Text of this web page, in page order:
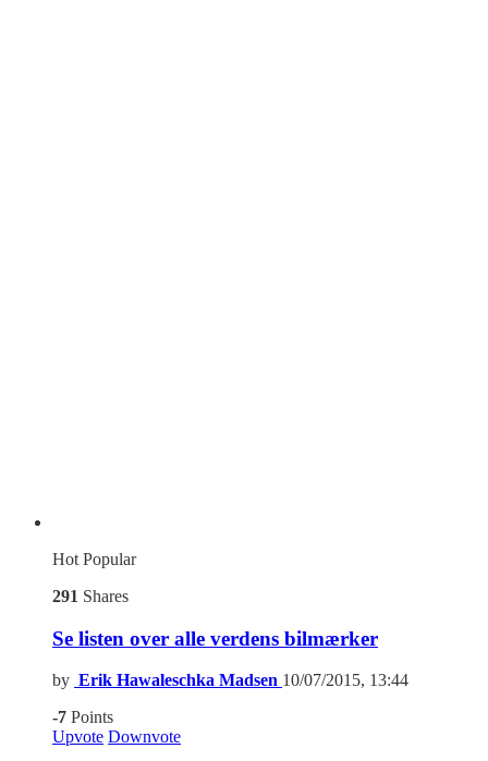
Hot Popular
291 Shares
Se listen over alle verdens bilmærker
by Erik Hawaleschka Madsen 10/07/2015, 13:44
-7 Points
Upvote Downvote